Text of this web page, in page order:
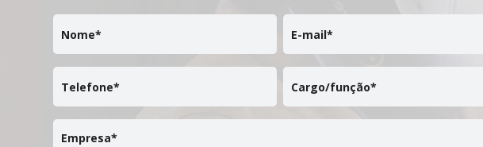
Nome* E-mail*
Telefone* Cargo/função*
Empresa*